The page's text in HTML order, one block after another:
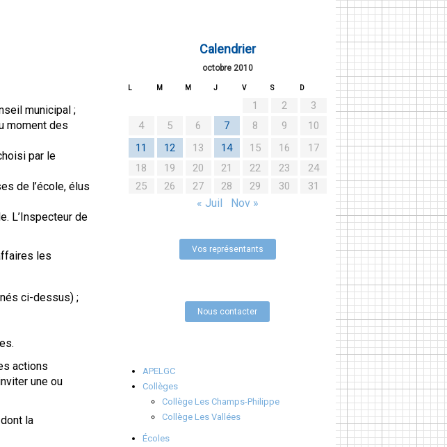
municipal ;
moment des
par le
de l’école, élus
L’Inspecteur de
les
ci-dessus) ;
actions
une ou
la
Calendrier
octobre 2010
L M M J V S D
1 2
3
4
5 6 7 8 9
10
11
12 13 14 15 16
17
18
19 20 21 22 23
24
25
26 27 28 29 30 31
« Juil Nov »
Vos représentants
Nous contacter
APELGC
Collèges
Collège Les Champs-Philippe
Collège Les Vallées
Écoles